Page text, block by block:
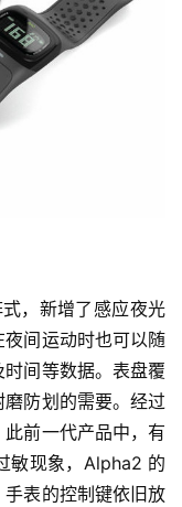
，新增了感应夜光
间运动时也可以随
间等数据。表盘覆
防划的需要。经过
前一代产品中，有
敏现象，Alpha2 的
表的控制键依旧放